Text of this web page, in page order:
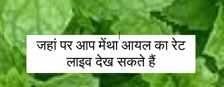
जहां पर आप मेंथा आयल का रेट
लाइव देख सकते हैं